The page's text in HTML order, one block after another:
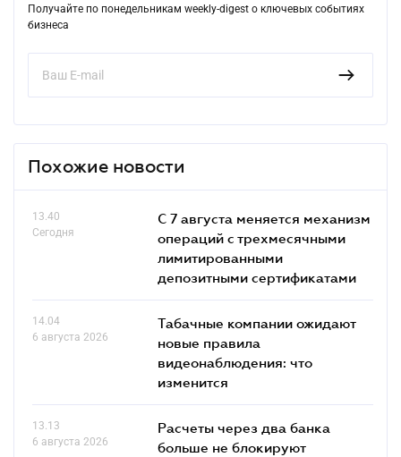
Получайте по понедельникам weekly-digest о ключевых событиях
бизнеса
Похожие новости
13.40
Сегодня
С 7 августа меняется механизм
операций с трехмесячными
лимитированными
депозитными сертификатами
14.04
6 августа 2026
Табачные компании ожидают
новые правила
видеонаблюдения: что
изменится
13.13
6 августа 2026
Расчеты через два банка
больше не блокируют